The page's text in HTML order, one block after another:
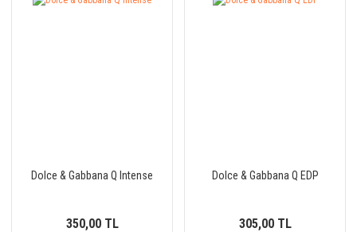
Dolce & Gabbana Q Intense
350,00 TL
Dolce & Gabbana Q EDP
305,00 TL